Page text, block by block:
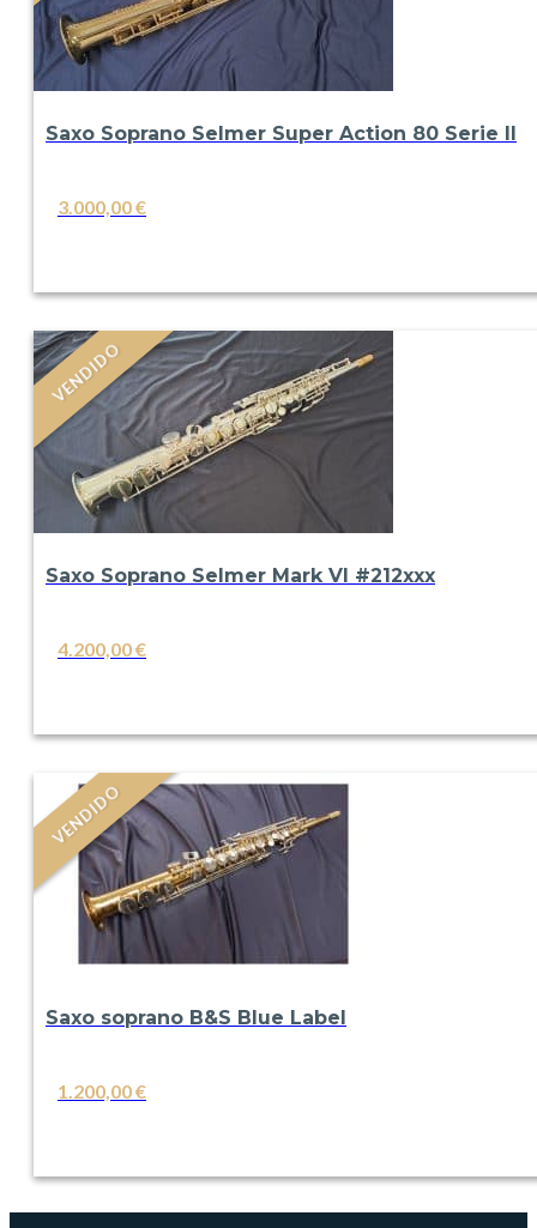
Saxo Soprano Selmer Super Action 80 Serie II
3.000,00€
Saxo Soprano Selmer Mark VI #212xxx
4.200,00€
VENDIDO
Saxo soprano B&S Blue Label
1.200,00€
VENDIDO